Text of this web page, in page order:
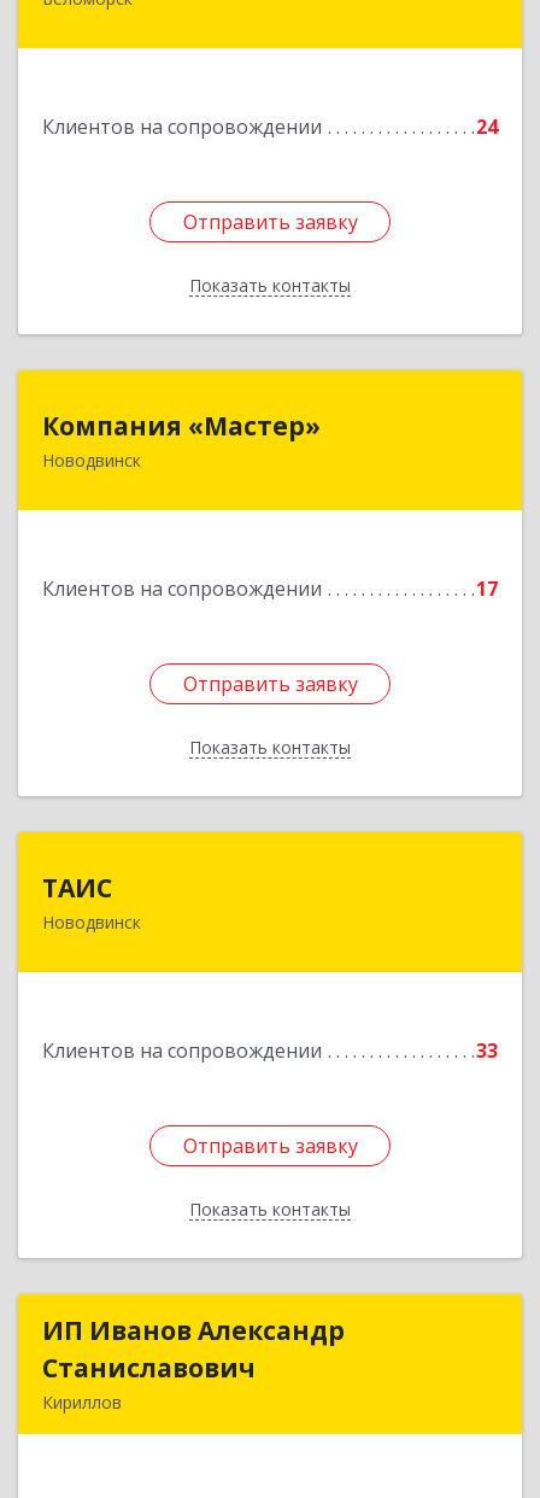
Клиентов на сопровождении 24
Отправить заявку
Показать контакты
Отправить заявку
Назад
Компания «Мастер»
Новодвинск
Клиентов на сопровождении 17
Отправить заявку
Показать контакты
164902, Архангельская обл, Новодвинск г,
Отправить заявку
Назад
ТАИС
Новодвинск
Клиентов на сопровождении 33
Отправить заявку
Показать контакты
164902, Архангельская обл, Новодвинск г,
Отправить заявку
Назад
ИП Иванов Александр
Станиславович
Кириллов
ИП Иванов Александр